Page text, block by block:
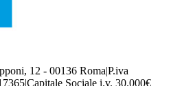
12 - 00136 RomaP.iva
Capitale Sociale i.v. 30.000€